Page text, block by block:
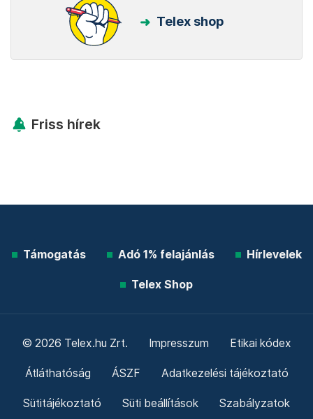
Telex shop
Friss hírek
Támogatás Adó 1% felajánlás Hírlevelek
Telex Shop
© 2026 Telex.hu Zrt. Impresszum Etikai kódex
Átláthatóság ÁSZF Adatkezelési tájékoztató
Sütitájékoztató Süti beállítások Szabályzatok